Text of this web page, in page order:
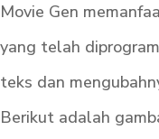
Movie Gen
yang telah
teks dan
Berikut adalah